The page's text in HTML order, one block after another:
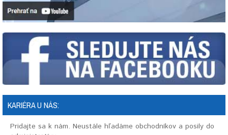
KARIÉRA U NÁS:
Pridajte sa k nám. Neustále hľadáme obchodníkov a posily do